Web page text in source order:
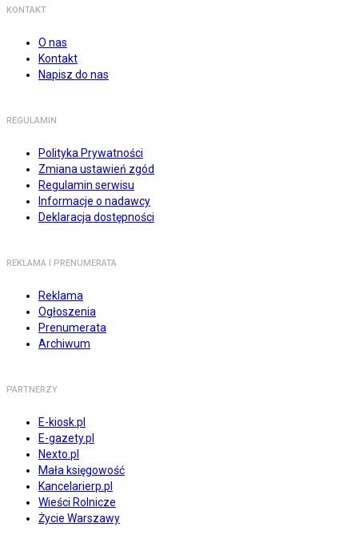
KONTAKT
O nas
Kontakt
Napisz do nas
REGULAMIN
Polityka Prywatności
Zmiana ustawień zgód
Regulamin serwisu
Informacje o nadawcy
Deklaracja dostępności
REKLAMA I PRENUMERATA
Reklama
Ogłoszenia
Prenumerata
Archiwum
PARTNERZY
E-kiosk.pl
E-gazety.pl
Nexto.pl
Mała księgowość
Kancelarierp.pl
Wieści Rolnicze
Życie Warszawy